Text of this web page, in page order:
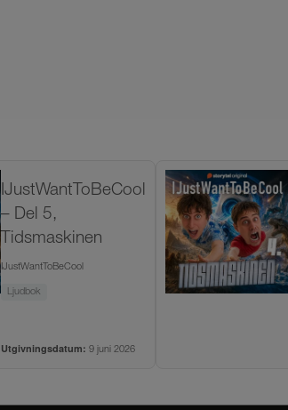
IJustWantToBeCool
– Del 5,
Tidsmaskinen
IJustWantToBeCool
Ljudbok
Utgivningsdatum: 9 juni 2026